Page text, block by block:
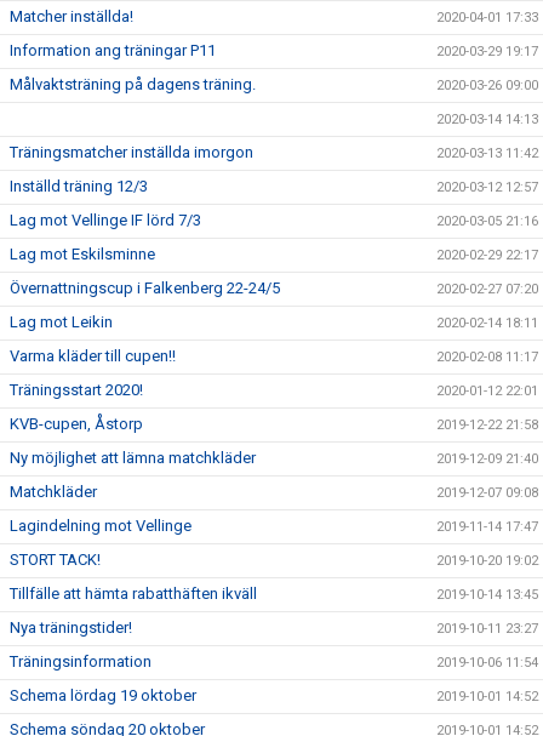
Matcher inställda! 2020-04-01 17:33
Information ang träningar P11 2020-03-29 19:17
Målvaktsträning på dagens träning. 2020-03-26 09:00
2020-03-14 14:13
Träningsmatcher inställda imorgon 2020-03-13 11:42
Inställd träning 12/3 2020-03-12 12:57
Lag mot Vellinge IF lörd 7/3 2020-03-05 21:16
Lag mot Eskilsminne 2020-02-29 22:17
Övernattningscup i Falkenberg 22-24/5 2020-02-27 07:20
Lag mot Leikin 2020-02-14 18:11
Varma kläder till cupen!! 2020-02-08 11:17
Träningsstart 2020! 2020-01-12 22:01
KVB-cupen, Åstorp 2019-12-22 21:58
Ny möjlighet att lämna matchkläder 2019-12-09 21:40
Matchkläder 2019-12-07 09:08
Lagindelning mot Vellinge 2019-11-14 17:47
STORT TACK! 2019-10-20 19:02
Tillfälle att hämta rabatthäften ikväll 2019-10-14 13:45
Nya träningstider! 2019-10-11 23:27
Träningsinformation 2019-10-06 11:54
Schema lördag 19 oktober 2019-10-01 14:52
Schema söndag 20 oktober 2019-10-01 14:52